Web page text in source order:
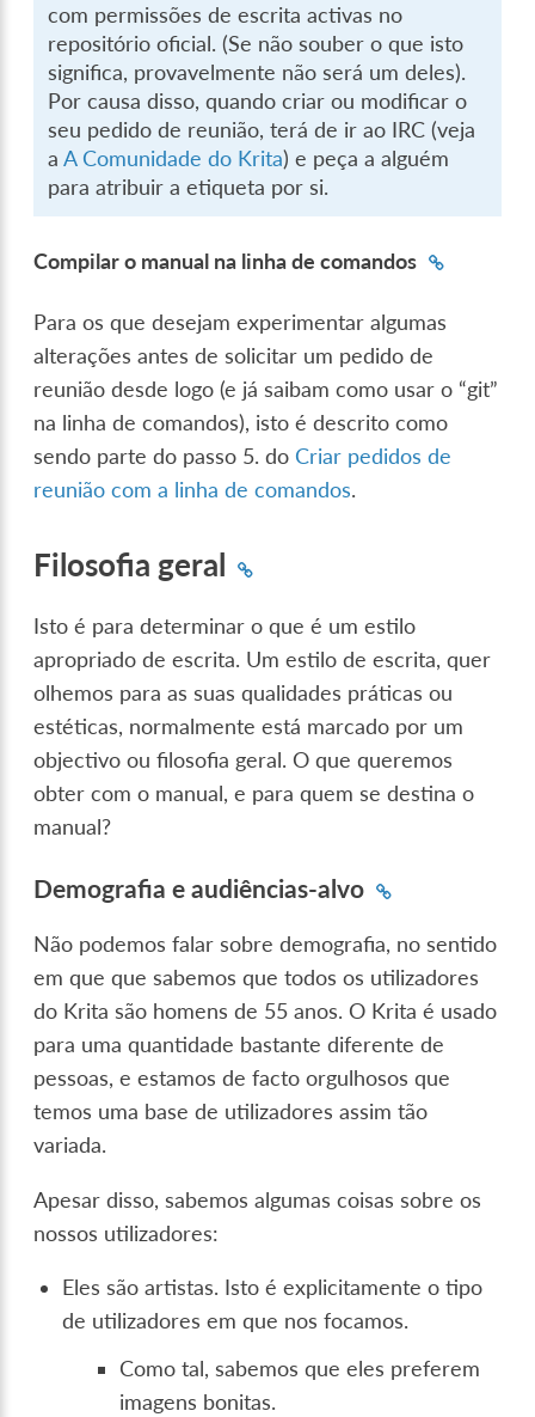
com permissões de escrita activas no
repositório oficial. (Se não souber o que isto
significa, provavelmente não será um deles).
Por causa disso, quando criar ou modificar o
seu pedido de reunião, terá de ir ao IRC (veja
aA Comunidade do Krita) e peça a alguém
para atribuir a etiqueta por si.
Compilar o manual na linha de comandos
Para os que desejam experimentar algumas
alterações antes de solicitar um pedido de
reunião desde logo (e já saibam como usar o “git”
na linha de comandos), isto é descrito como
sendo parte do passo 5. doCriar pedidos de
reunião com a linha de comandos.
Filosofia geral
Isto é para determinar o que é um estilo
apropriado de escrita. Um estilo de escrita, quer
olhemos para as suas qualidades práticas ou
estéticas, normalmente está marcado por um
objectivo ou filosofia geral. O que queremos
obter com o manual, e para quem se destina o
manual?
Demografia e audiências-alvo
Não podemos falar sobre demografia, no sentido
em que que sabemos que todos os utilizadores
do Krita são homens de 55 anos. O Krita é usado
para uma quantidade bastante diferente de
pessoas, e estamos de facto orgulhosos que
temos uma base de utilizadores assim tão
variada.
Apesar disso, sabemos algumas coisas sobre os
nossos utilizadores:
Eles são artistas. Isto é explicitamente o tipo
de utilizadores em que nos focamos.
Como tal, sabemos que eles preferem
imagens bonitas.